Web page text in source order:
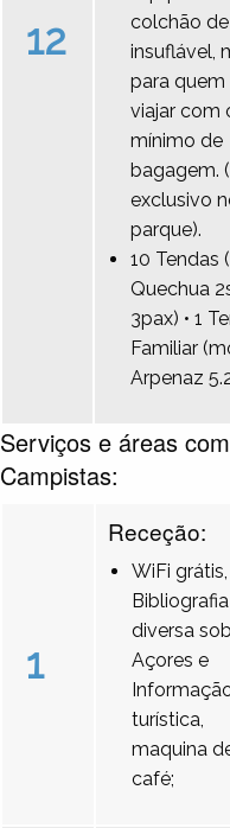
12
colchão
insuflável,
para quem
viajar com
mínimo de
bagagem.
exclusivo
parque).
10 Tendas
Quechua
3pax) • 1
Familiar
Arpenaz
Serviços e áreas
Campistas:
1
Receção:
WiFi grátis,
Bibliografia
diversa
Açores e
turística,
maquina
café;